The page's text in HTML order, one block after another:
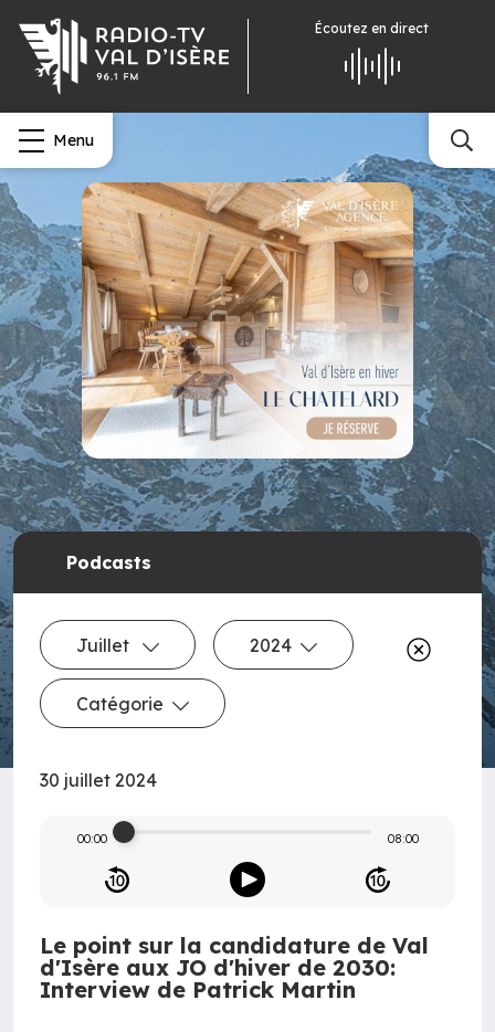
Écoutez en direct
Menu
Podcasts
Juillet 2024
Catégorie
30 juillet 2024
00:00 08:00
Le point sur la candidature de Val
d'Isère aux JO d'hiver de 2030:
Interview de Patrick Martin